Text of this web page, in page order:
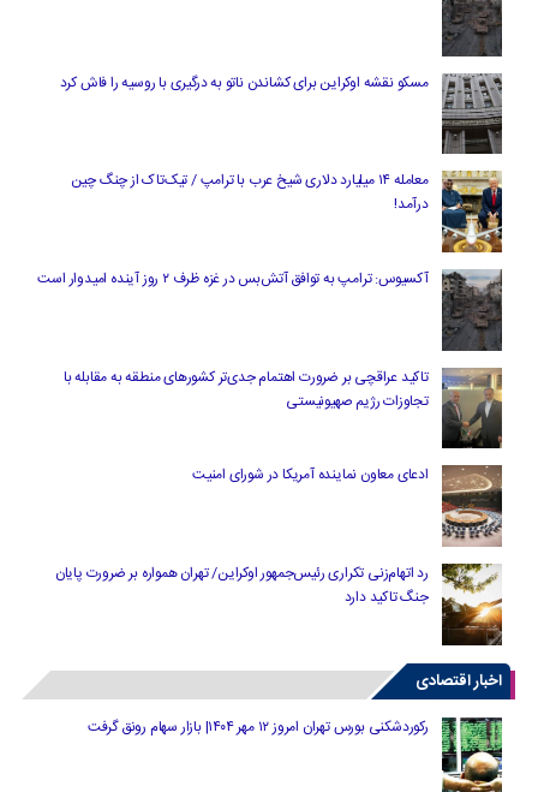
مسکو نقشه اوکراین برای کشاندن ناتو به درگیری با روسیه را فاش کرد
معامله ۱۴ میلیارد دلاری شیخ عرب با ترامپ / تیک‌تاک از چنگ چین
درآمد!
آکسیوس: ترامپ به توافق آتش‌بس در غزه ظرف ۲ روز آینده امیدوار است
تاکید عراقچی بر ضرورت اهتمام جدی‌تر کشورهای منطقه به مقابله با
تجاوزات رژیم صهیونیستی
ادعای معاون نماینده آمریکا در شورای امنیت
رد اتهام‌زنی تکراری رئیس‌جمهور اوکراین/ تهران همواره بر ضرورت پایان
جنگ تاکید دارد
اخبار اقتصادی
رکوردشکنی بورس تهران امروز ۱۲ مهر ۱۴۰۴| بازار سهام رونق گرفت